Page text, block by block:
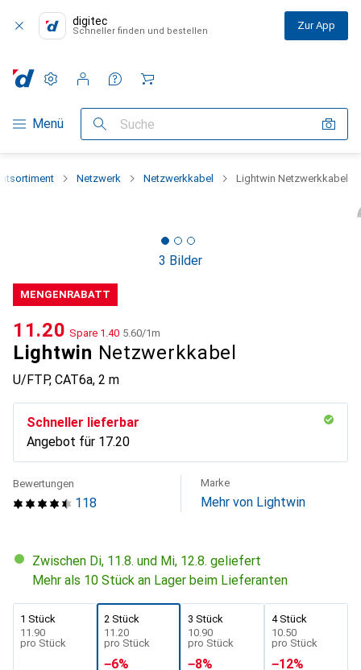
digitec
Schneller finden und bestellen Zur App
Navigation nach Kategorien
Menü Suche
Einstellungen
Kundenkonto
Vergleichslisten
Merklisten
Warenkorb
Netzwerk Netzwerkkabel Lightwin Netzwerkkabel
3 Bilder
MENGENRABATT
Lightwin Netzwerkkabel
U/FTP, CAT6a, 2 m
CHF
11.20 Spare CHF
1.40 CHF
5.60/1m
Schneller lieferbar
Angebot für CHF
17.20
118
Bewertungen Marke
Mehr von Lightwin
Zwischen Di, 11.8. und Mi, 12.8. geliefert
Mehr als 10 Stück an Lager beim Lieferanten
1 Stück
CHF
11.90
pro Stück
2 Stück
CHF
11.20
pro Stück
−6%
3 Stück
CHF
10.90
pro Stück
−8%
4 Stück
CHF
10.50
pro Stück
−12%